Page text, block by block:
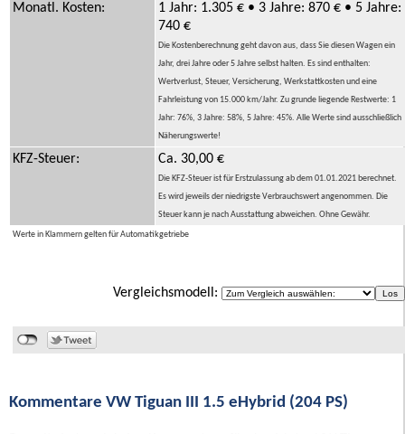
Monatl. Kosten:
1 Jahr: 1.305 € • 3 Jahre: 870 € • 5 Jahre:
740 €
Die Kostenberechnung geht davon aus, dass Sie diesen Wagen ein
Jahr, drei Jahre oder 5 Jahre selbst halten. Es sind enthalten:
Wertverlust, Steuer, Versicherung, Werkstattkosten und eine
Fahrleistung von 15.000 km/Jahr. Zu grunde liegende Restwerte: 1
Jahr: 76%, 3 Jahre: 58%, 5 Jahre: 45%. Alle Werte sind ausschließlich
Näherungswerte!
KFZ-Steuer: Ca. 30,00 €
Die KFZ-Steuer ist für Erstzulassung ab dem 01.01.2021 berechnet.
Es wird jeweils der niedrigste Verbrauchswert angenommen. Die
Steuer kann je nach Ausstattung abweichen. Ohne Gewähr.
Werte in Klammern gelten für Automatikgetriebe
Vergleichsmodell:
Kommentare VW Tiguan III 1.5 eHybrid (204 PS)